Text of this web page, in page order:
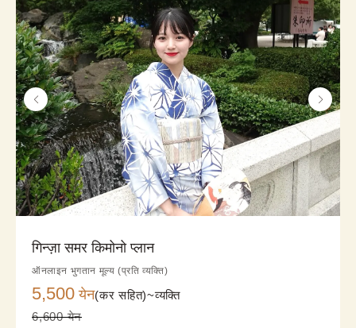
गिन्ज़ा समर किमोनो प्लान
ऑनलाइन भुगतान मूल्य (प्रति व्यक्ति)
5,500 येन(कर सहित)~व्यक्ति
6,600 येन